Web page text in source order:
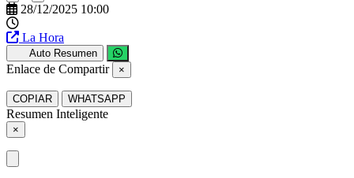
28/12/2025 10:00
La Hora
Auto Resumen
Enlace de Compartir ×
COPIAR WHATSAPP
Resumen Inteligente
×